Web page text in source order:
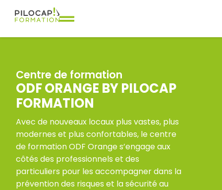
Centre de formation
ODF ORANGE BY PILOCAP
FORMATION
Avec de nouveaux locaux plus vastes, plus
modernes et plus confortables, le centre
de formation ODF Orange s’engage aux
côtés des professionnels et des
particuliers pour les accompagner dans la
prévention des risques et la sécurité au